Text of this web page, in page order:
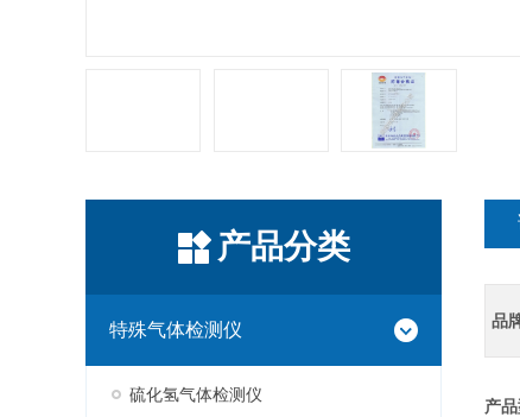
产品分类
特殊气体检测仪
硫化氢气体检测仪
品
产